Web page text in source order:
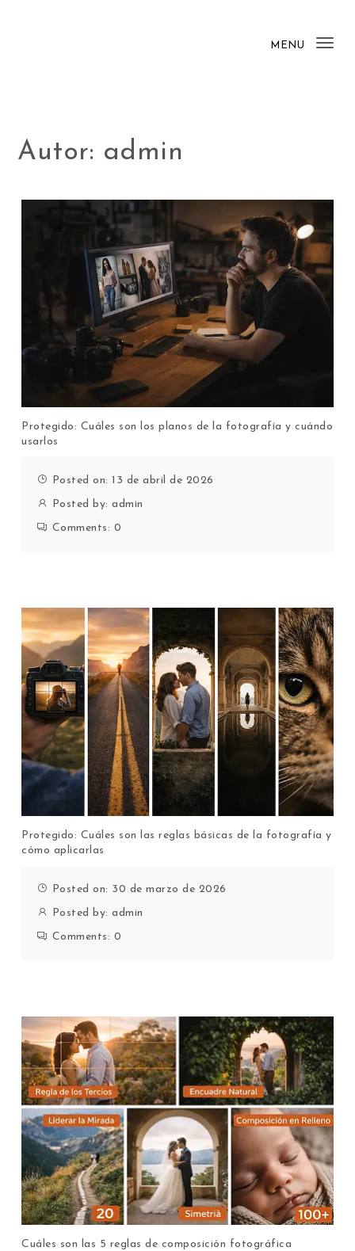
MENU
Autor: admin
Protegido: Cuáles son los planos de la fotografía y cuándo
usarlos
Posted on: 13 de abril de 2026
Posted by:admin
Comments: 0
Protegido: Cuáles son las reglas básicas de la fotografía y
cómo aplicarlas
Posted on: 30 de marzo de 2026
Posted by:admin
Comments: 0
Cuáles son las 5 reglas de composición fotográfica